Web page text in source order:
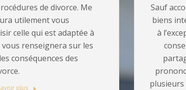
de divorce. Me
utilement vous
celle qui est adaptée à
renseignera sur les
conséquences des
plus
Sauf
biens
à